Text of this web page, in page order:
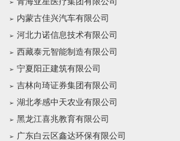
内蒙古佳兴汽车有限公司
河北力诺信息技术有限公司
西藏泰元智能制造有限公司
宁夏阳正建筑有限公司
吉林向琦证券集团有限公司
湖北孝感中天农业有限公司
黑龙江喜兆教育有限公司
广东白云区鑫达环保有限公司